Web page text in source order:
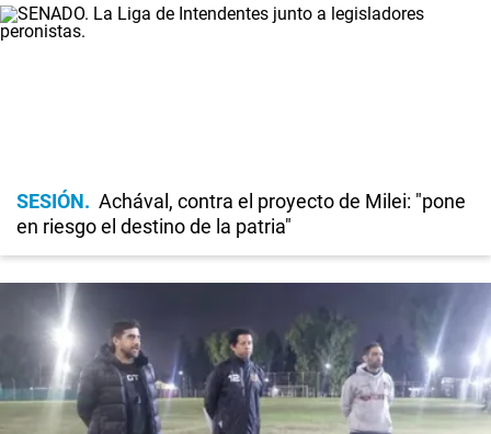
SESIÓN
Achával, contra el proyecto de Milei: "pone
en riesgo el destino de la patria"